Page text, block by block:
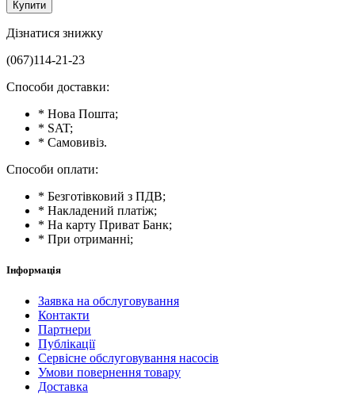
Купити
Дізнатися знижку
(067)114-21-23
Способи доставки:
* Нова Пошта;
* SAT;
* Самовивіз.
Способи оплати:
* Безготівковий з ПДВ;
* Накладений платіж;
* На карту Приват Банк;
* При отриманні;
Інформація
Заявка на обслуговування
Контакти
Партнери
Публікації
Сервісне обслуговування насосів
Умови повернення товару
Доставка